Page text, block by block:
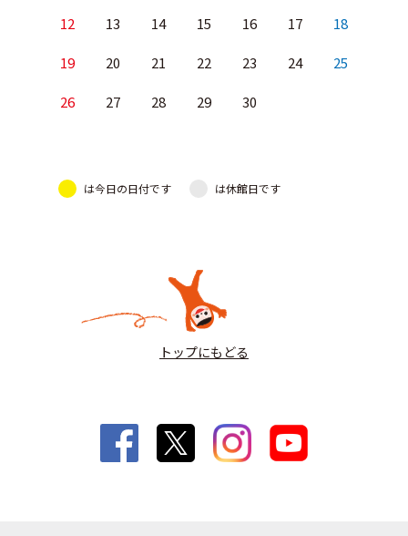
12 13 14 15 16 17 18
19 20 21 22 23 24 25
26 27 28 29 30
は今日の日付です は休館日です
トップにもどる